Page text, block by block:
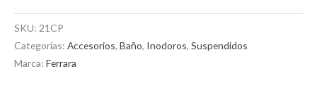
SKU: 21CP
Categorías: Accesorios, Baño, Inodoros, Suspendidos
Marca: Ferrara